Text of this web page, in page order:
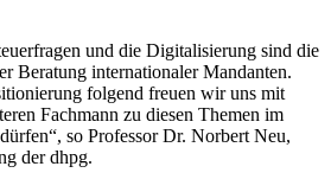
und die Digitalisierung sind die
Beratung internationaler Mandanten.
folgend freuen wir uns mit
Fachmann zu diesen Themen im
so Professor Dr. Norbert Neu,
der dhpg.